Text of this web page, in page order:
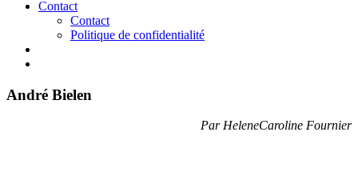
Contact
Contact
Politique de confidentialité
André Bielen
Par HeleneCaroline Fournier